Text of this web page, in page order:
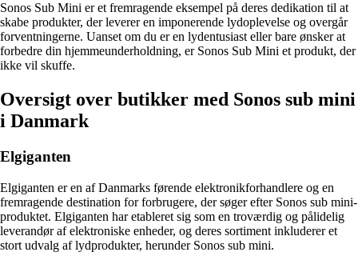
Sonos Sub Mini er et fremragende eksempel på deres dedikation til at
skabe produkter, der leverer en imponerende lydoplevelse og overgår
forventningerne. Uanset om du er en lydentusiast eller bare ønsker at
forbedre din hjemmeunderholdning, er Sonos Sub Mini et produkt, der
ikke vil skuffe.
Oversigt over butikker med Sonos sub mini
i Danmark
Elgiganten
Elgiganten er en af Danmarks førende elektronikforhandlere og en
fremragende destination for forbrugere, der søger efter Sonos sub mini-
produktet. Elgiganten har etableret sig som en troværdig og pålidelig
leverandør af elektroniske enheder, og deres sortiment inkluderer et
stort udvalg af lydprodukter, herunder Sonos sub mini.